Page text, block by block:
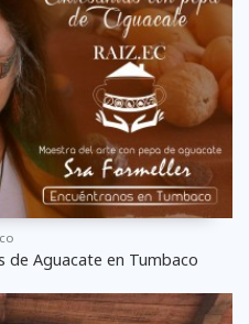
de Aguacate en Tumbaco